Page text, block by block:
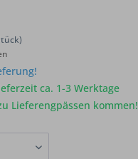
ca. 1-3 Werktage
Lieferengpässen kommen!